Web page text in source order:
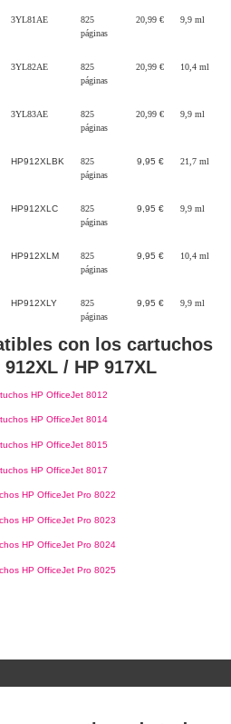
3YL81AE
825
páginas
20,99 € 9,9 ml
3YL82AE
825
páginas
20,99 € 10,4 ml
3YL83AE
825
páginas
20,99 € 9,9 ml
HP912XLBK
825
páginas
9,95 € 21,7 ml
HP912XLC
825
páginas
9,95 € 9,9 ml
HP912XLM
825
páginas
9,95 € 10,4 ml
HP912XLY
825
páginas
9,95 € 9,9 ml
con los cartuchos
912XL / HP 917XL
HP OfficeJet 8012
HP OfficeJet 8014
HP OfficeJet 8015
HP OfficeJet 8017
HP OfficeJet Pro 8022
HP OfficeJet Pro 8023
HP OfficeJet Pro 8024
HP OfficeJet Pro 8025